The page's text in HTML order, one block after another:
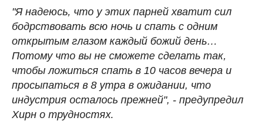
"Я надеюсь, что у этих парней хватит сил
бодрствовать всю ночь и спать с одним
открытым глазом каждый божий день…
Потому что вы не сможете сделать так,
чтобы ложиться спать в 10 часов вечера и
просыпаться в 8 утра в ожидании, что
индустрия осталось прежней", - предупредил
Хирн о трудностях.